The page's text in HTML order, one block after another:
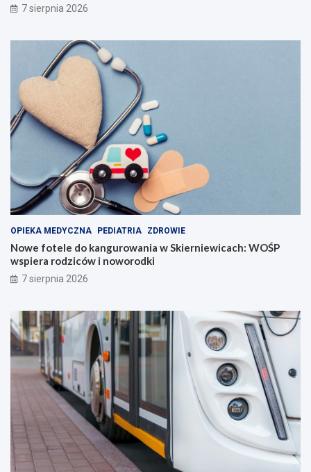
7 sierpnia 2026
OPIEKA MEDYCZNA PEDIATRIA ZDROWIE
Nowe fotele do kangurowania w Skierniewicach: WOŚP
wspiera rodziców i noworodki
7 sierpnia 2026